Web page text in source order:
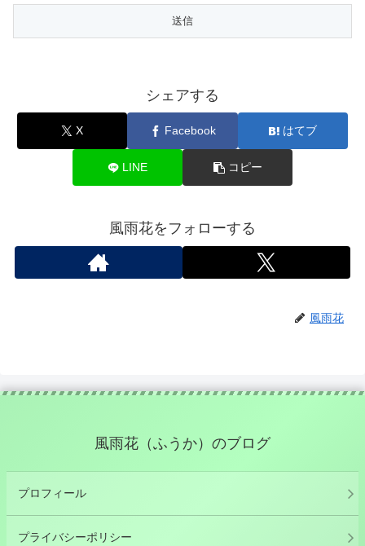
シェアする
X Facebook はてブ
LINE コピー
風雨花をフォローする
風雨花
風雨花（ふうか）のブログ
プロフィール
プライバシーポリシー